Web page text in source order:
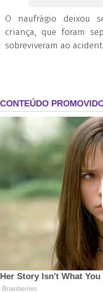
O naufrágio deixou
criança, que foram
sobreviveram ao